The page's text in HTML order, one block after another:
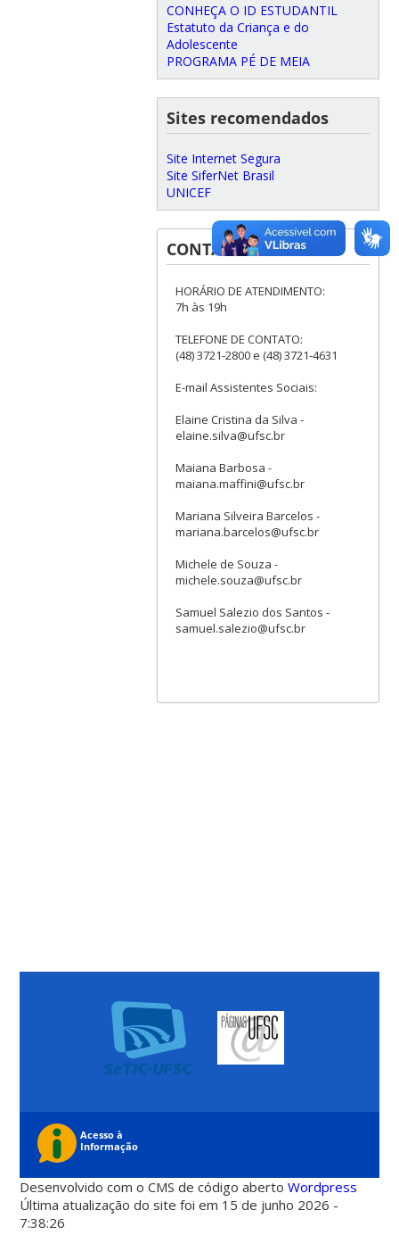
CONHEÇA O ID ESTUDANTIL
Estatuto da Criança e do
Adolescente
PROGRAMA PÉ DE MEIA
Sites recomendados
Site Internet Segura
Site SiferNet Brasil
UNICEF
CONTATOS
HORÁRIO DE ATENDIMENTO:
7h às 19h
TELEFONE DE CONTATO:
(48) 3721-2800 e (48) 3721-4631
E-mail Assistentes Sociais:
Elaine Cristina da Silva -
elaine.silva@ufsc.br
Maiana Barbosa -
maiana.maffini@ufsc.br
Mariana Silveira Barcelos -
mariana.barcelos@ufsc.br
Michele de Souza -
michele.souza@ufsc.br
Samuel Salezio dos Santos -
samuel.salezio@ufsc.br
Desenvolvido com o CMS de código abertoWordpress
Última atualização do site foi em 15 de junho 2026 -
7:38:26